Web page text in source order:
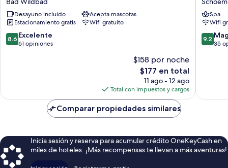
Bad
Wildbad
Desayuno incluido
Acepta mascotas
Estacionamiento gratis
Wifi gratuito
8.6
de
8.6 Excelente
61 opiniones
$158 por noche
El
precio
actual
es
de
$177
$177 en total
11 ago - 12 ago
Total con impuestos y cargos
Talblick
Spa
Wifi
9.2
de
9.2
35
Comparar propiedades similares
Inicia sesión y reserva para acumular crédito OneKeyCash en
miles de hoteles. ¡Más recompensas te llevan a más aventuras!